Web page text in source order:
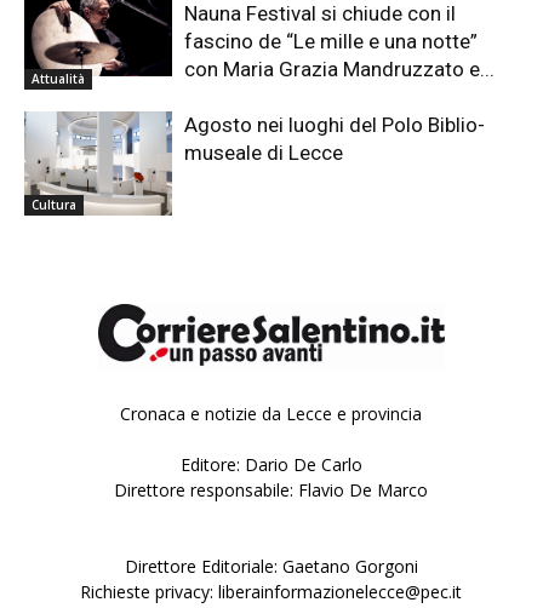
Attualità
Nauna Festival si chiude con il
fascino de “Le mille e una notte”
con Maria Grazia Mandruzzato e...
Cultura
Agosto nei luoghi del Polo Biblio-
museale di Lecce
Cronaca e notizie da Lecce e provincia
Editore: Dario De Carlo
Direttore responsabile: Flavio De Marco
Direttore Editoriale: Gaetano Gorgoni
Richieste privacy: liberainformazionelecce@pec.it